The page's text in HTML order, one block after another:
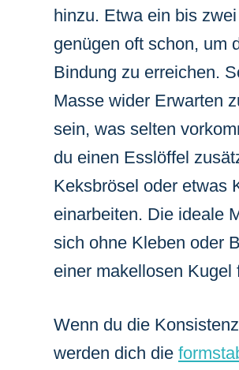
hinzu. Etwa ein bis
genügen oft schon, um
Bindung zu erreichen.
Masse wider Erwarten
sein, was selten
du einen Esslöffel
Keksbrösel oder etwas
einarbeiten. Die ideale
sich ohne Kleben oder
einer makellosen Kugel
Wenn du die
werden dich die